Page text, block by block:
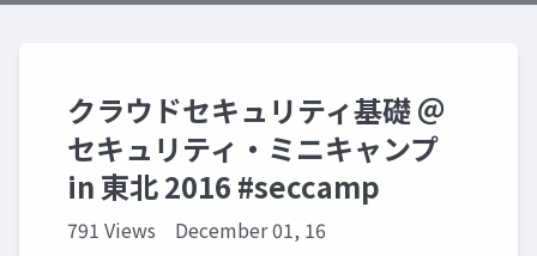
クラウドセキュリティ基礎 ＠
セキュリティ・ミニキャンプ
in 東北 2016 #seccamp
791 Views December 01, 16